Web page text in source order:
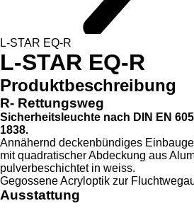
L-STAR EQ-R
L-STAR EQ-R
Produktbeschreibung
R- Rettungsweg
Sicherheitsleuchte nach DIN EN
1838.
Annähernd deckenbündiges
mit quadratischer Abdeckung aus
pulverbeschichtet in weiss.
Gegossene Acryloptik zur
Ausstattung